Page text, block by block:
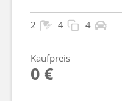
2 4 4
Kaufpreis
0 €